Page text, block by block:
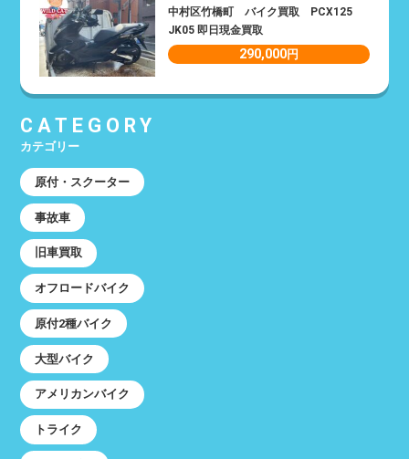
中村区竹橋町 バイク買取 PCX125
JK05 即日現金買取
290,000円
CATEGORY
カテゴリー
原付・スクーター
事故車
旧車買取
オフロードバイク
原付2種バイク
大型バイク
アメリカンバイク
トライク